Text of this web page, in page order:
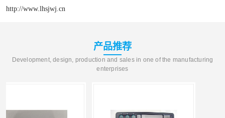
http://www.lhsjwj.cn
产品推荐
Development, design, production and sales in one of the manufacturing
enterprises